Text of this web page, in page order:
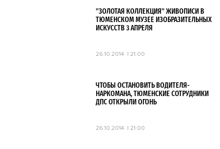
"ЗОЛОТАЯ КОЛЛЕКЦИЯ" ЖИВОПИСИ В
ТЮМЕНСКОМ МУЗЕЕ ИЗОБРАЗИТЕЛЬНЫХ
ИСКУССТВ 3 АПРЕЛЯ
26.10.2014 21:00
ЧТОБЫ ОСТАНОВИТЬ ВОДИТЕЛЯ-
НАРКОМАНА, ТЮМЕНСКИЕ СОТРУДНИКИ
ДПС ОТКРЫЛИ ОГОНЬ
26.10.2014 21:00